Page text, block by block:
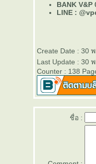
BANK V&P
LINE :
Create Date : 30
Last Update : 30
Counter : 138
ชื่อ :